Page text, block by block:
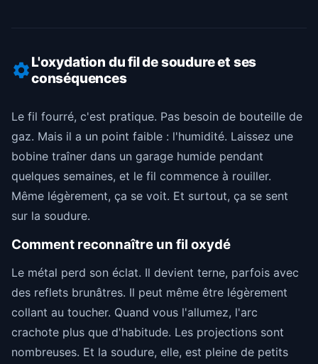
L'oxydation du fil de soudure et ses
conséquences
Le fil fourré, c'est pratique. Pas besoin de bouteille de
gaz. Mais il a un point faible : l'humidité. Laissez une
bobine traîner dans un garage humide pendant
quelques semaines, et le fil commence à rouiller.
Même légèrement, ça se voit. Et surtout, ça se sent
sur la soudure.
Comment reconnaître un fil oxydé
Le métal perd son éclat. Il devient terne, parfois avec
des reflets brunâtres. Il peut même être légèrement
collant au toucher. Quand vous l'allumez, l'arc
crachote plus que d'habitude. Les projections sont
nombreuses. Et la soudure, elle, est pleine de petits